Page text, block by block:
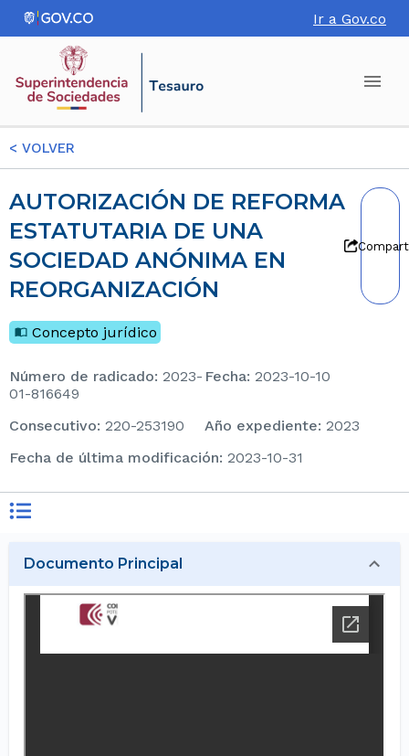
Ir a Gov.co
< VOLVER
AUTORIZACIÓN DE REFORMA
ESTATUTARIA DE UNA
SOCIEDAD ANÓNIMA EN
REORGANIZACIÓN
Concepto jurídico
Número de radicado: 2023-
01-816649
Fecha: 2023-10-10
consecutivo: 220-253190 Año expediente: 2023
Fecha de última modificación: 2023-10-31
Documento Principal